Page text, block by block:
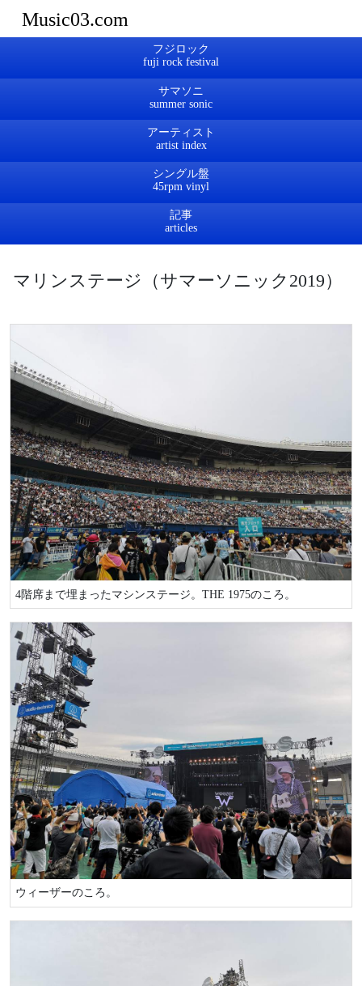
Music03.com
フジロック
サマソニ
アーティスト
シングル盤
記事
マリンステージ（サマーソニック2019）
4階席まで埋まったマシンステージ。THE 1975のころ。
ウィーザーのころ。